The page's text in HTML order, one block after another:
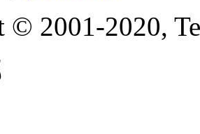
© 2001-2020,